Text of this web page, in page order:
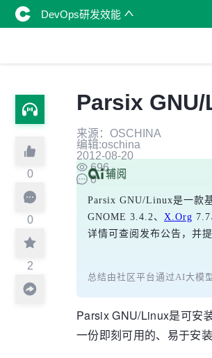
DevOps研发效能
0
0
2
Parsix
来源：OSCHINA
编辑:oschina
2012-08-20
696
0
Parsix GNU/Linux是一款
GNOME 3.4.2、 X.Org
详情可查阅发布公告，并
总结由社区平台通过AI大模
Parsix GNU/Linux是可安
一份即刻可用的、易于安